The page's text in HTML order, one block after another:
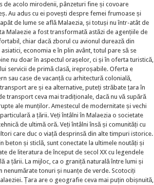
de acolo mirodenii, pânzeturi fine și covoare
Au adus cu ei povești despre femei frumoase și
de lume se află Malaezia, și totuși nu într-atât de
Malaezie a fost transformată astăzi de agențiile de
chiar dacă zborul cu avionul durează din
economia e în plin avânt, totul pare să se
nu doar în aspectul orașelor, ci și în oferta turistică,
servicii de primă clasă, ireproșabile. Oferta e
sau case de vacanță cu arhitectură colonială,
are și ea alternative, puteți străbate țara în
transport ceva mai tradiționale, dacă nu vă supără
ale munților. Amestecul de modernitate și vechi
a țării. Veți întâlni în Malaezia o societate
de ultimă oră. Veți întâlni însă și comunități cu
care duc o viață desprinsă din alte timpuri istorice.
beton și sticlă, sunt conectate la ultimele noutăți și
de literatura de început de secol XX cu legendele
țării. La mijloc, ca o graniță naturală între lumi și
tonuri și nuanțe de verde. Scotociți
Țara are o geografie ceva mai puțin obișnuită,